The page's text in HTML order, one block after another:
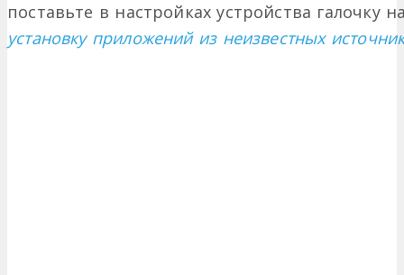
поставьте в настройках устройства галочку
установку приложений из неизвестных